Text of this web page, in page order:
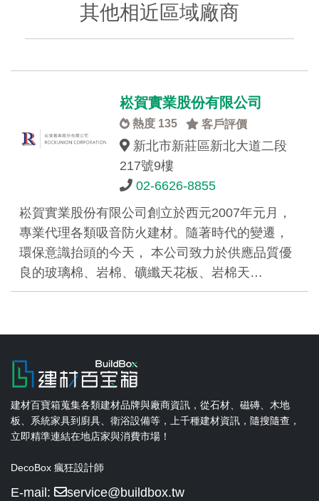
其他相近區域廠商
崧賀實業股份有限公司
熱度 135 客戶評價
新北市新莊區新北大道二段
217號9樓
02-6626-8855
崧賀實業股份有限公司創立於西元2007年元月，
專業代理各類吸音防火建材。隨著時代的變遷，
環保意識抬頭的今天， 本公司致力於供應品質優
良的玻璃棉、岩棉、礦纖天花板、岩棉天…
建材百寶箱蒐集各類建材品牌與廠商資訊，從石材、磁磚、木地
板、系統家具到廚具、衛浴設備等，上千種建材資訊，隨搜隨查，
立即精準連結在地店家與消費市場！
DecoBox 瘋狂設計師
E-mail: service@buildbox.tw